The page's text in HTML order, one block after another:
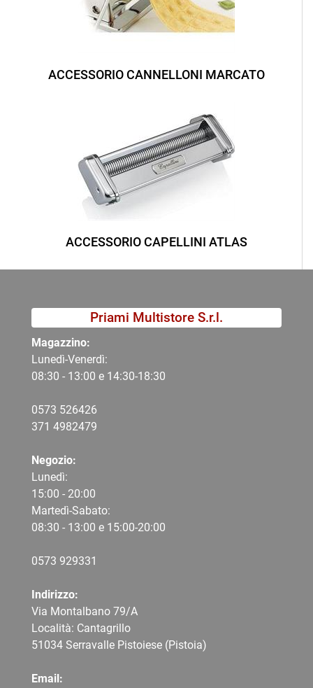
ACCESSORIO CANNELLONI MARCATO
ACCESSORIO CAPELLINI ATLAS
Priami Multistore S.r.l.
Magazzino:
Lunedì-Venerdì:
08:30 - 13:00 e 14:30-18:30
0573 526426
371 4982479
Negozio:
Lunedì:
15:00 - 20:00
Martedì-Sabato:
08:30 - 13:00 e 15:00-20:00
0573 929331
Indirizzo:
Via Montalbano 79/A
Località: Cantagrillo
51034 Serravalle Pistoiese (Pistoia)
Email: